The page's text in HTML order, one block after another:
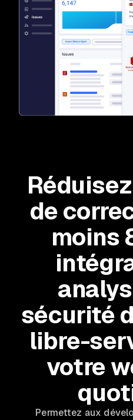
de
moins
sécurité
libre-
votre
Permettez aux